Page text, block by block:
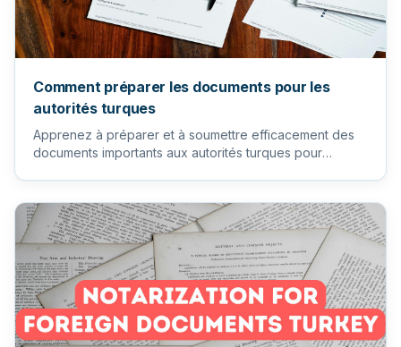
Comment préparer les documents pour les
autorités turques
Apprenez à préparer et à soumettre efficacement des
documents importants aux autorités turques pour